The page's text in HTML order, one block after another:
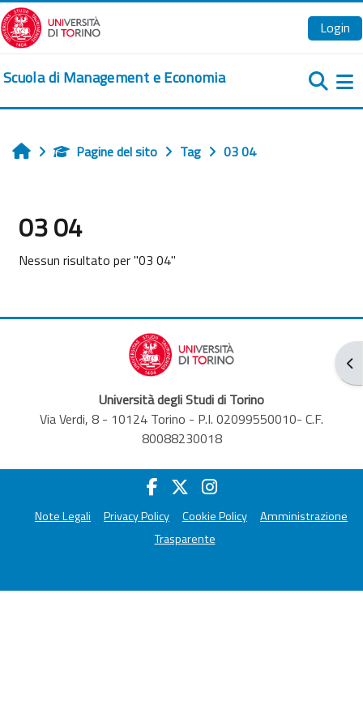
Vai al contenuto principale
Login
Scuola di Management e Economia
HomePagine del sito Tag 03 04
03 04
Nessun risultato per "03 04"
Università degli Studi di Torino
Via Verdi, 8 - 10124 Torino - P.I. 02099550010- C.F.
80088230018
Note Legali Privacy Policy Cookie Policy
Amministrazione
Trasparente